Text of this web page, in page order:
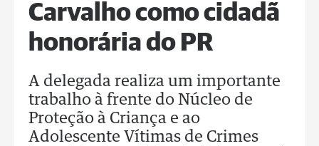
Carvalho como cidadã
honorária do PR
A delegada realiza um importante
trabalho à frente do Núcleo de
Proteção à Criança e ao
Adolescente Vítimas de Crimes